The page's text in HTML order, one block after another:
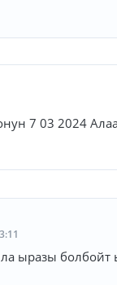
7 03 2024
ыразы